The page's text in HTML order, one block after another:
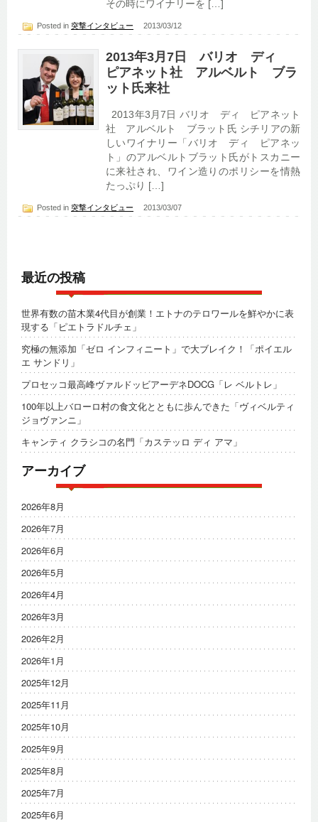
その時にワイナリーを […]
Posted in 突撃インタビュー 2013/03/12
2013年3月7日 バリオ ディ
ピアネット社 アルベルト ブラ
ット氏来社
2013年3月7日 バリオ ディ ピアネット
社 アルベルト ブラット氏 シチリアの新
しいワイナリー「バリオ ディ ピアネッ
ト」のアルベルトブラット氏がトスカニー
に来社され、ワイン造りのポリシーを情熱
たっぷり […]
Posted in 突撃インタビュー 2013/03/07
最近の投稿
世界有数の苗木業4代目が創業！エトナのテロワールを鮮やかに表
現する「ピエトラドルチェ」
究極の無添加「ゼロ インフィニート」で大ブレイク！「ポイエル
エ サンドリ」
プロセッコ最高峰ヴァルドッビアーデネDOCG「レ ベルトレ」
100年以上バローロ村の食文化とともに歩んできた「ヴィベルティ
ジョヴァンニ」
キャンティ クラシコの名門「カステッロ ディ アマ」
アーカイブ
2026年8月
2026年7月
2026年6月
2026年5月
2026年4月
2026年3月
2026年2月
2026年1月
2025年12月
2025年11月
2025年10月
2025年9月
2025年8月
2025年7月
2025年6月